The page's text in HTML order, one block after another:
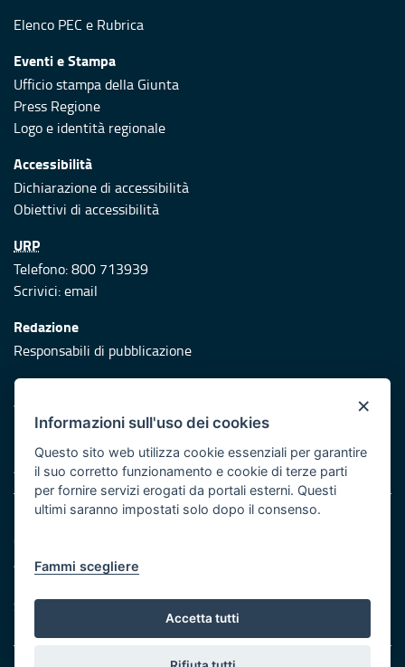
Elenco PEC e Rubrica
Eventi e Stampa
Ufficio stampa della Giunta
Press Regione
Logo e identità regionale
Accessibilità
Dichiarazione di accessibilità
Obiettivi di accessibilità
URP
Telefono: 800 713939
Scrivici:email
Redazione
Responsabili di pubblicazione
Protezione civile
Vai al sito di Protezione Civile Puglia
Iniziativa finanziata con risorse del POR Puglia 2014/2020 -
Asse XI
Note legali
Cookie e privacy
Atti di notifica
Servizi Intranet
×
Informazioni sull'uso dei cookies
Questo sito web utilizza cookie essenziali per garantire
il suo corretto funzionamento e cookie di terze parti
per fornire servizi erogati da portali esterni. Questi
ultimi saranno impostati solo dopo il consenso.
Fammi scegliere
Accetta tutti